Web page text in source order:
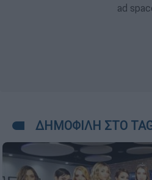
ΔΗΜΟΦΙΛΗ ΣΤΟ